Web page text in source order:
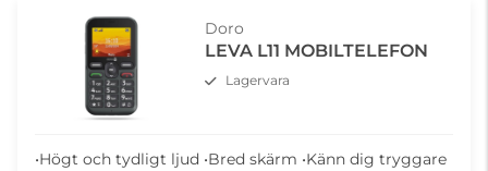
Doro
LEVA L11 MOBILTELEFON
Lagervara
•Högt och tydligt ljud •Bred skärm •Känn dig tryggare